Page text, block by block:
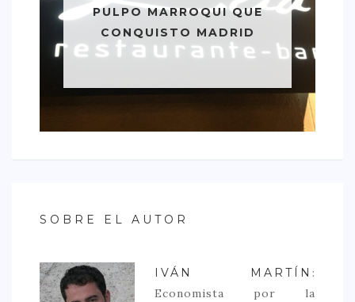
PULPO MARROQUI QUE
CONQUISTO MADRID
SOBRE EL AUTOR
IVÁN MARTÍN :
Economista por la